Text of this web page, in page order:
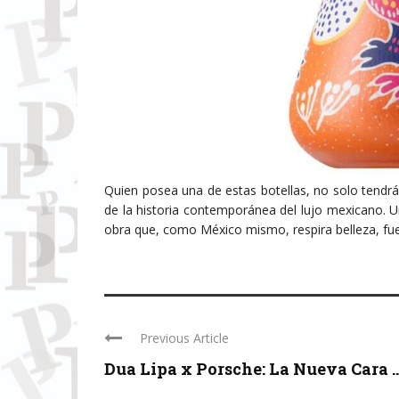
Quien posea una de estas botellas, no solo
de la historia contemporánea del lujo mexicano.
obra que, como México mismo, respira belleza,
Previous Article
Dua Lipa x Porsche: La Nueva Cara